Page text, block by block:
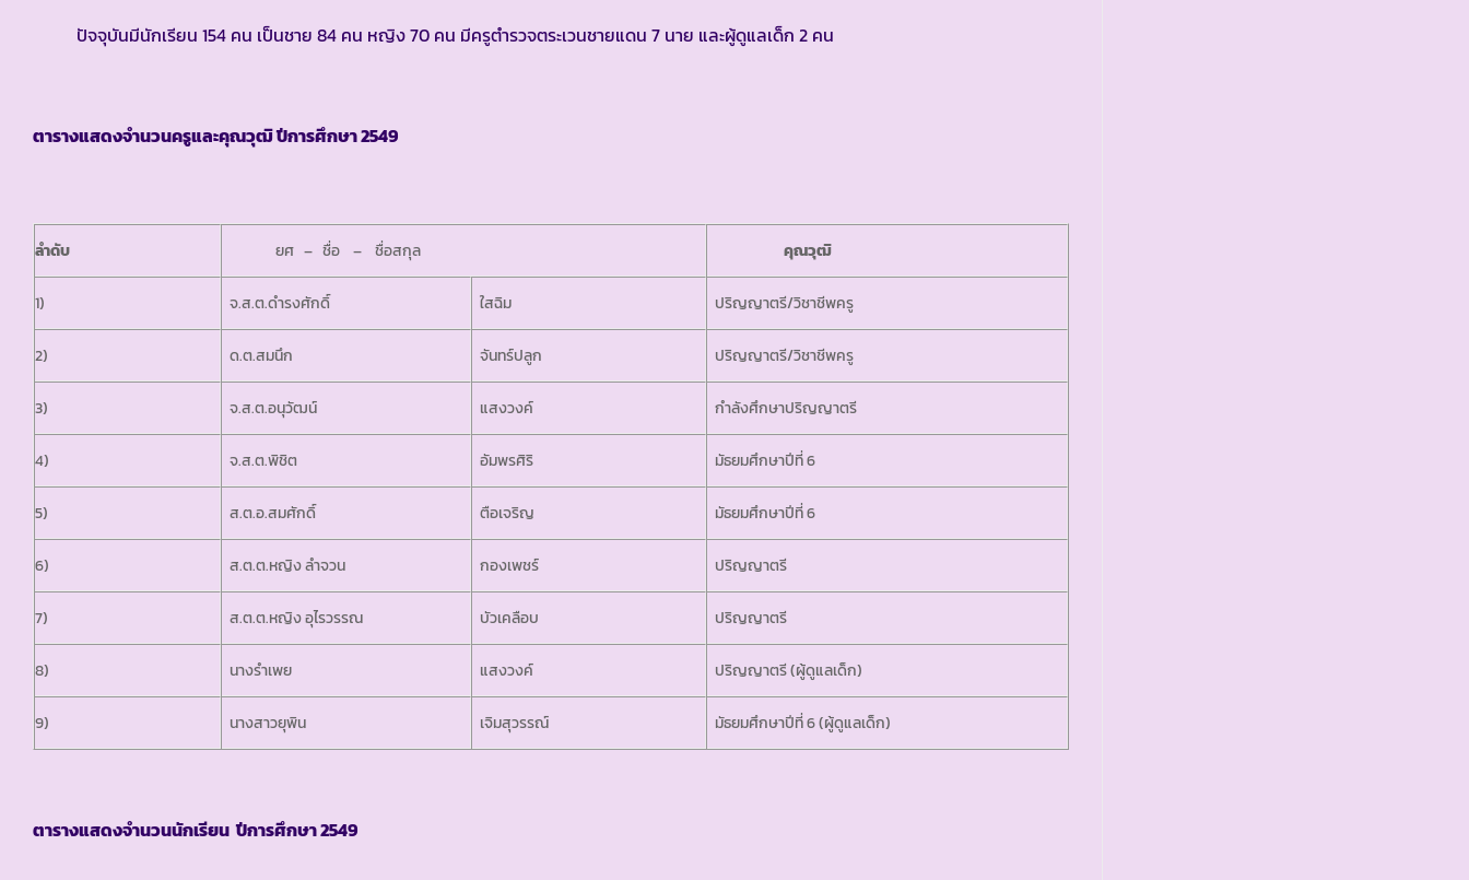
ปัจจุบันมีนักเรียน 154 คน เป็นชาย 84 คน หญิง 70 คน มีครูตำรวจตระเวนชายแดน 7 นาย และผู้ดูแลเด็ก 2 คน
ตารางแสดงจำนวนครูและคุณวุฒิ ปีการศึกษา 2549
ลำดับ ยศ – ชื่อ – ชื่อสกุล คุณวุฒิ
1) จ.ส.ต.ดำรงศักดิ์ ใสฉิม ปริญญาตรี/วิชาชีพครู
2) ด.ต.สมนึก จันทร์ปลูก ปริญญาตรี/วิชาชีพครู
3) จ.ส.ต.อนุวัฒน์ แสงวงค์ กำลังศึกษาปริญญาตรี
4) จ.ส.ต.พิชิต อัมพรศิริ มัธยมศึกษาปีที่ 6
5) ส.ต.อ.สมศักดิ์ ตือเจริญ มัธยมศึกษาปีที่ 6
6) ส.ต.ต.หญิง ลำจวน กองเพชร์ ปริญญาตรี
7) ส.ต.ต.หญิง อุไรวรรณ บัวเคลือบ ปริญญาตรี
8) นางรำเพย แสงวงค์ ปริญญาตรี (ผู้ดูแลเด็ก)
9) นางสาวยุพิน เจิมสุวรรณ์ มัธยมศึกษาปีที่ 6 (ผู้ดูแลเด็ก)
ตารางแสดงจำนวนนักเรียน ปีการศึกษา 2549